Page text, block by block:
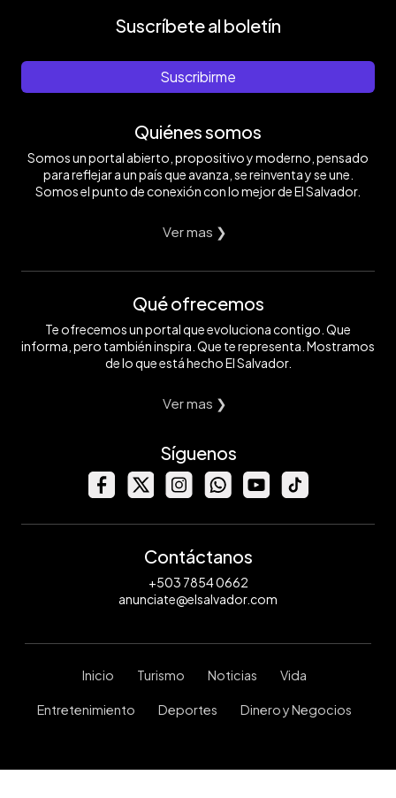
Suscríbete al boletín
Suscribirme
Quiénes somos
Somos un portal abierto, propositivo y moderno, pensado
para reflejar a un país que avanza, se reinventa y se une.
Somos el punto de conexión con lo mejor de El Salvador.
Ver mas ❯
Qué ofrecemos
Te ofrecemos un portal que evoluciona contigo. Que
informa, pero también inspira. Que te representa. Mostramos
de lo que está hecho El Salvador.
Ver mas ❯
Síguenos
Contáctanos
+503 7854 0662
anunciate@elsalvador.com
Inicio Turismo Noticias Vida
Entretenimiento Deportes Dinero y Negocios